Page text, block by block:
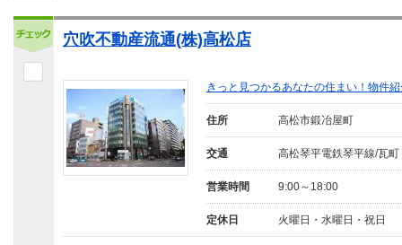
穴吹不動産流通(株)高松店
きっと見つかるあなたの住まい！物件
住所 高松市鍛冶屋町
交通 高松琴平電鉄琴平線/瓦
営業時間 9:00～18:00
定休日 火曜日・水曜日・祝日